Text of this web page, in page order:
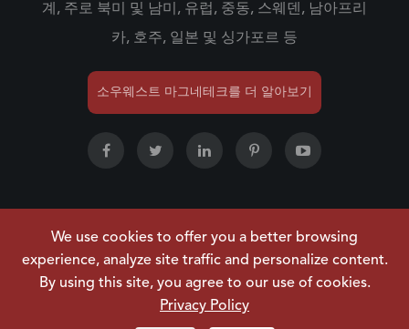
계, 주로 북미 및 남미, 유럽, 중동, 스웨덴, 남아프리
카, 호주, 일본 및 싱가포르 등
소우웨스트 마그네테크를 더 알아보기
저작권 ©NINGBO SOUWEST MAGNETECH
DEVELOPMENT CO.,LTD.모든 권리 보유.
| 개인정보 처리방침
We use cookies to offer you a better browsing
experience, analyze site traffic and personalize content.
By using this site, you agree to our use of cookies.
Privacy Policy